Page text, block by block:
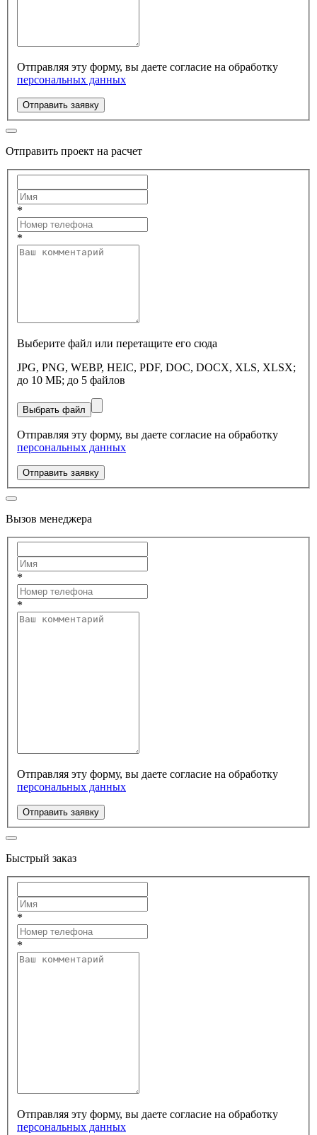
Отправляя эту форму, вы даете согласие на обработку
персональных данных
Отправить заявку
Отправить проект на расчет
*
*
Выберите файл или перетащите его сюда
JPG, PNG, WEBP, HEIC, PDF, DOC, DOCX, XLS, XLSX;
до 10 МБ; до 5 файлов
Выбрать файл
Отправляя эту форму, вы даете согласие на обработку
персональных данных
Отправить заявку
Вызов менеджера
*
*
Отправляя эту форму, вы даете согласие на обработку
персональных данных
Отправить заявку
Быстрый заказ
*
*
Отправляя эту форму, вы даете согласие на обработку
персональных данных